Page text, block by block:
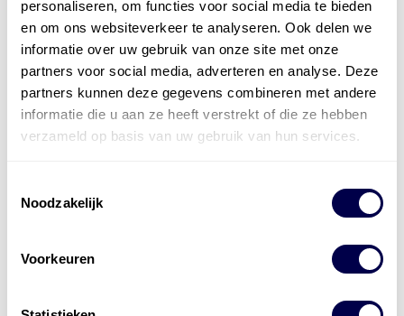
personaliseren, om functies voor social media te bieden
en om ons websiteverkeer te analyseren. Ook delen we
informatie over uw gebruik van onze site met onze
partners voor social media, adverteren en analyse. Deze
partners kunnen deze gegevens combineren met andere
informatie die u aan ze heeft verstrekt of die ze hebben
verzameld op basis van uw gebruik van hun services.
Noodzakelijk
Voorkeuren
Officieel distributeur met Mobil Smeermiddelen